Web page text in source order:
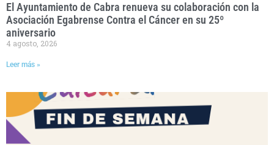
El Ayuntamiento de Cabra renueva su colaboración con la
Asociación Egabrense Contra el Cáncer en su 25º
aniversario
4 agosto, 2026
Leer más »